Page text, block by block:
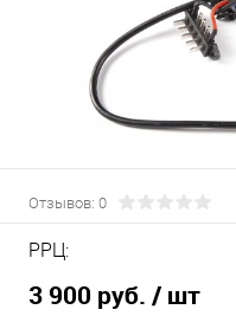
Отзывов: 0
РРЦ:
3 900 руб. / шт